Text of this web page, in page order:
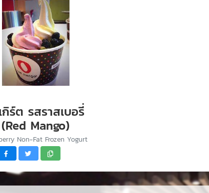
กิร์ต รสราสเบอรี่
(Red Mango)
Non-Fat Frozen Yogurt